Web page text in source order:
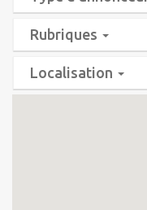
Rubriques
Localisation